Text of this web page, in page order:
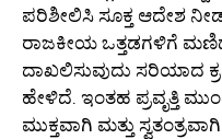
ಪರಿಶೀಲಿಸಿ ಸೂಕ್ತ ಆದೇಶ
ರಾಜಕೀಯ ಒತ್ತಡಗಳಿಗೆ
ದಾಖಲಿಸುವುದು ಸರಿಯಾದ
ಹೇಳಿದೆ. ಇಂತಹ ಪ್ರವೃತ್ತಿ
ಮುಕ್ತವಾಗಿ ಮತ್ತು